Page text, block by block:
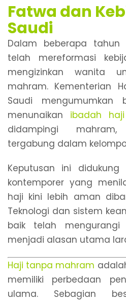
Fatwa dan
Saudi
Dalam beberapa tahun
telah mereformasi
mengizinkan wanita
mahram. Kementerian
Saudi mengumumkan
menunaikan ibadah haji
didampingi
tergabung dalam
Keputusan ini
kontemporer yang
haji kini lebih aman
Teknologi dan sistem
baik telah
menjadi alasan utama
Haji tanpa mahram
memiliki perbedaan
ulama. Sebagian